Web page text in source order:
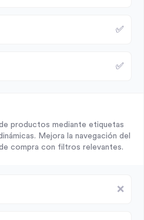
✅
✅
productos mediante etiquetas
Mejora la navegación del
compra con filtros relevantes.
❌